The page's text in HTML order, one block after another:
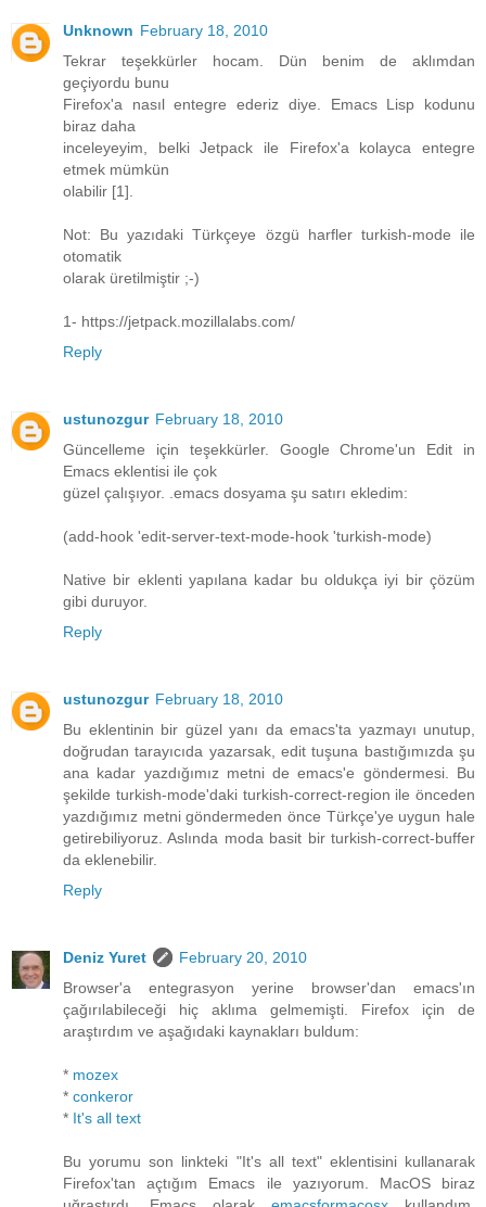
Unknown February 18, 2010
Tekrar teşekkürler hocam. Dün benim de aklımdan
geçiyordu bunu
Firefox'a nasıl entegre ederiz diye. Emacs Lisp kodunu
biraz daha
inceleyeyim, belki Jetpack ile Firefox'a kolayca entegre
etmek mümkün
olabilir [1].
Not: Bu yazıdaki Türkçeye özgü harfler turkish-mode ile
otomatik
olarak üretilmiştir ;-)
1- https://jetpack.mozillalabs.com/
Reply
ustunozgur February 18, 2010
Güncelleme için teşekkürler. Google Chrome'un Edit in
Emacs eklentisi ile çok
güzel çalışıyor. .emacs dosyama şu satırı ekledim:
(add-hook 'edit-server-text-mode-hook 'turkish-mode)
Native bir eklenti yapılana kadar bu oldukça iyi bir çözüm
gibi duruyor.
Reply
ustunozgur February 18, 2010
Bu eklentinin bir güzel yanı da emacs'ta yazmayı unutup,
doğrudan tarayıcıda yazarsak, edit tuşuna bastığımızda şu
ana kadar yazdığımız metni de emacs'e göndermesi. Bu
şekilde turkish-mode'daki turkish-correct-region ile önceden
yazdığımız metni göndermeden önce Türkçe'ye uygun hale
getirebiliyoruz. Aslında moda basit bir turkish-correct-buffer
da eklenebilir.
Reply
Deniz Yuret
February 20, 2010
Browser'a entegrasyon yerine browser'dan emacs'ın
çağırılabileceği hiç aklıma gelmemişti. Firefox için de
araştırdım ve aşağıdaki kaynakları buldum:
* mozex
* conkeror
* It's all text
Bu yorumu son linkteki "It's all text" eklentisini kullanarak
Firefox'tan açtığım Emacs ile yazıyorum. MacOS biraz